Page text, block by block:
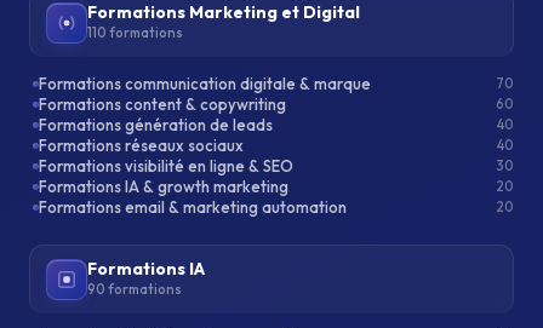
Formations Marketing et Digital
110 formations
Formations communication digitale & marque 70
Formations content & copywriting 60
Formations génération de leads 40
Formations réseaux sociaux 40
Formations visibilité en ligne & SEO 30
Formations IA & growth marketing 20
Formations email & marketing automation 20
Formations IA
90 formations